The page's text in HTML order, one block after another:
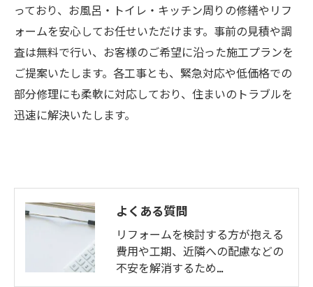
っており、お風呂・トイレ・キッチン周りの修繕やリフ
ォームを安心してお任せいただけます。事前の見積や調
査は無料で行い、お客様のご希望に沿った施工プランを
ご提案いたします。各工事とも、緊急対応や低価格での
部分修理にも柔軟に対応しており、住まいのトラブルを
迅速に解決いたします。
よくある質問
リフォームを検討する方が抱える
費用や工期、近隣への配慮などの
不安を解消するため…